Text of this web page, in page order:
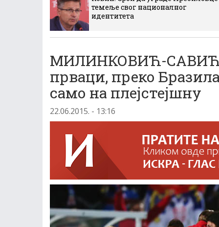
темеље свог националног
идентитета
МИЛИНКОВИЋ-САВИЋ:
прваци, преко
само на плејстејшну
22.06.2015. - 13:16